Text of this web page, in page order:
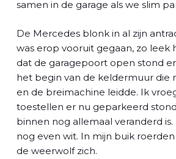
samen in de garage als we slim
De Mercedes blonk in al zijn
was erop vooruit gegaan, zo leek
dat de garagepoort open stond
het begin van de keldermuur die
en de breimachine leidde. Ik
toestellen er nu geparkeerd
binnen nog allemaal veranderd
nog even wit. In mijn buik
de weerwolf zich.